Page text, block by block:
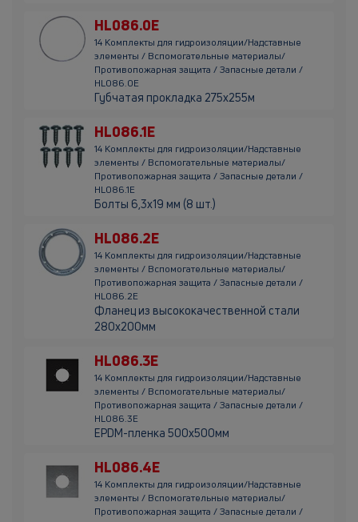
HL086.0E
14 Комплекты для гидроизоляции/Надставные
элементы / Вспомогательные материалы/
Противопожарная защита / Запасные детали /
HL086.0E
Губчатая прокладка 275х255м
HL086.1E
14 Комплекты для гидроизоляции/Надставные
элементы / Вспомогательные материалы/
Противопожарная защита / Запасные детали /
HL086.1E
Болты 6,3х19 мм (8 шт.)
HL086.2E
14 Комплекты для гидроизоляции/Надставные
элементы / Вспомогательные материалы/
Противопожарная защита / Запасные детали /
HL086.2E
Фланец из высококачественной стали
280х200мм
HL086.3E
14 Комплекты для гидроизоляции/Надставные
элементы / Вспомогательные материалы/
Противопожарная защита / Запасные детали /
HL086.3E
EPDM-пленка 500х500мм
HL086.4E
14 Комплекты для гидроизоляции/Надставные
элементы / Вспомогательные материалы/
Противопожарная защита / Запасные детали /